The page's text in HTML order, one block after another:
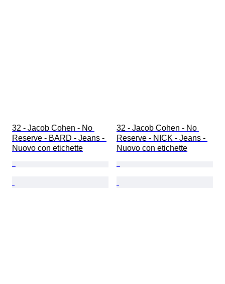
32 - Jacob Cohen - No
Reserve - BARD - Jeans -
Nuovo con etichette
32 - Jacob Cohen - No
Reserve - NICK - Jeans -
Nuovo con etichette